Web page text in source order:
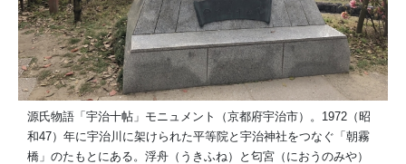
源氏物語「宇治十帖」モニュメント（京都府宇治市）。1972（昭
和47）年に宇治川に架けられた平等院と宇治神社をつなぐ「朝霧
橋」のたもとにある。浮舟（うきふね）と匂宮（におうのみや）